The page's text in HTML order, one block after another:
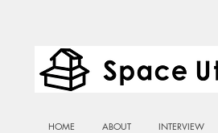
HOME ABOUT INTERVIEW